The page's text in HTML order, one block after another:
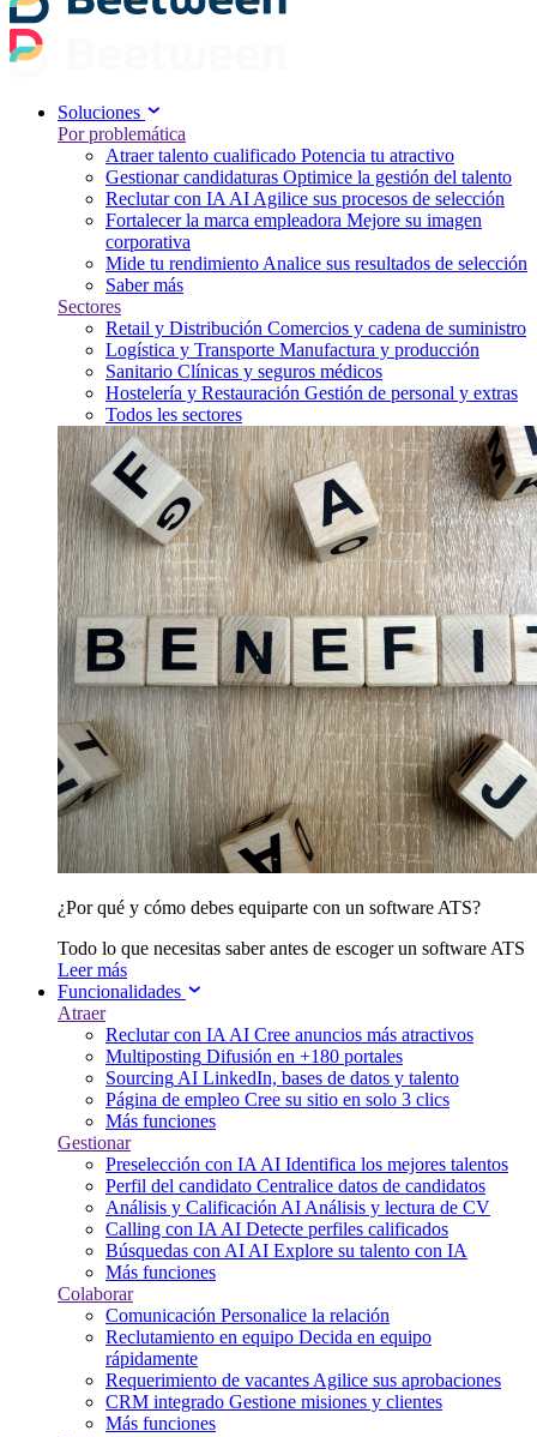
Soluciones
Por problemática
Atraer talento cualificado Potencia tu atractivo
Gestionar candidaturas Optimice la gestión del talento
Reclutar con IA AI Agilice sus procesos de selección
Fortalecer la marca empleadora Mejore su imagen
corporativa
Mide tu rendimiento Analice sus resultados de selección
Saber más
Sectores
Retail y Distribución Comercios y cadena de suministro
Logística y Transporte Manufactura y producción
Sanitario Clínicas y seguros médicos
Hostelería y Restauración Gestión de personal y extras
Todos les sectores
¿Por qué y cómo debes equiparte con un software ATS?
Todo lo que necesitas saber antes de escoger un software ATS
Leer más
Funcionalidades
Atraer
Reclutar con IA AI Cree anuncios más atractivos
Multiposting Difusión en +180 portales
Sourcing AI LinkedIn, bases de datos y talento
Página de empleo Cree su sitio en solo 3 clics
Más funciones
Gestionar
Preselección con IA AI Identifica los mejores talentos
Perfil del candidato Centralice datos de candidatos
Análisis y Calificación AI Análisis y lectura de CV
Calling con IA AI Detecte perfiles calificados
Búsquedas con AI AI Explore su talento con IA
Más funciones
Colaborar
Comunicación Personalice la relación
Reclutamiento en equipo Decida en equipo
rápidamente
Requerimiento de vacantes Agilice sus aprobaciones
CRM integrado Gestione misiones y clientes
Más funciones